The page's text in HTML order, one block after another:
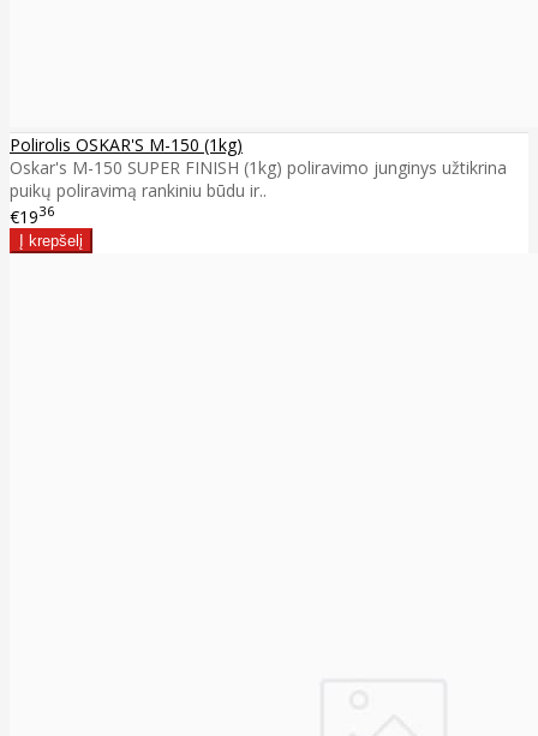
Polirolis OSKAR'S M-150 (1kg)
Oskar's M-150 SUPER FINISH (1kg) poliravimo junginys užtikrina
puikų poliravimą rankiniu būdu ir..
€1936